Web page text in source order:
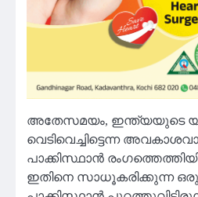
അതേസമയം, ഇന്ത്യയുടെ
വെടിവെച്ചിട്ടെന്ന
പാക്കിസ്ഥാൻ
ഇതിനെ സാധൂകരിക്കുന്ന